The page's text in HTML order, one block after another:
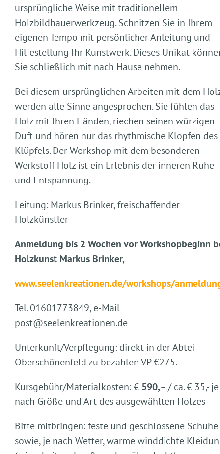
ursprüngliche Weise mit traditionellem
Holzbildhauerwerkzeug. Schnitzen Sie in Ihrem
eigenen Tempo mit persönlicher Anleitung und
Hilfestellung Ihr Kunstwerk. Dieses Unikat
Sie schließlich mit nach Hause nehmen.
Bei diesem ursprünglichen Arbeiten mit dem
werden alle Sinne angesprochen. Sie fühlen das
Holz mit Ihren Händen, riechen seinen würzigen
Duft und hören nur das rhythmische Klopfen des
Klüpfels. Der Workshop mit dem besonderen
Werkstoff Holz ist ein Erlebnis der inneren Ruhe
und Entspannung.
Leitung: Markus Brinker, freischaffender
Holzkünstler
Anmeldung bis 2 Wochen vor Workshopbeginn
Holzkunst Markus Brinker,
www.seelenkreationen.de/workshops/
Tel. 01601773849, e-Mail
post@seelenkreationen.de
Unterkunft/Verpflegung: direkt in der Abtei
Oberschönenfeld zu bezahlen VP €275.-
Kursgebühr/Materialkosten: € 590,– / ca. € 35,- je
nach Größe und Art des ausgewählten Holzes
Bitte mitbringen: feste und geschlossene Schuhe
sowie, je nach Wetter, warme winddichte